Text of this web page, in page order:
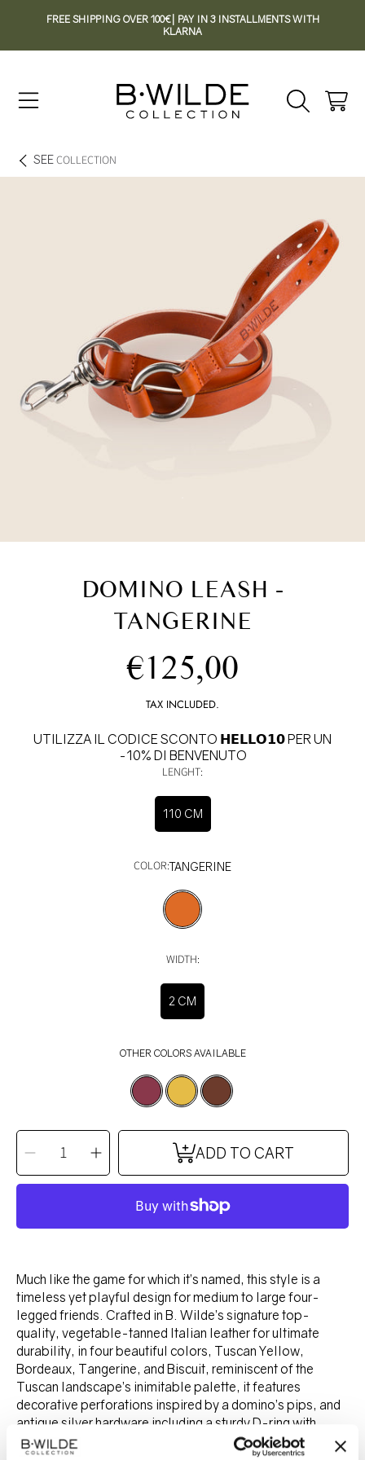
FREE SHIPPING OVER 100€| PAY IN 3 INSTALLMENTS WITH
KLARNA
Cart
SEECOLLECTION
DOMINO LEASH -
TANGERINE
Regular
price
€125,00
TAX INCLUDED.
UTILIZZA IL CODICE SCONTO 𝗛𝗘𝗟𝗟𝗢𝟭𝟬 PER UN
-10% DI BENVENUTO
LENGHT:
110 CM
COLOR:TANGERINE
WIDTH:
2 CM
OTHER COLORS AVAILABLE
QUANTITY
Decrease
quantity
for
DOMINO
leash
TANGERINE
Increase
quantity
for
DOMINO
leash
TANGERINE
ADD TO CART
Much like the game for which it’s named, this style is a
timeless yet playful design for medium to large four-
legged friends. Crafted in B. Wilde’s signature top-
quality, vegetable-tanned Italian leather for ultimate
durability, in four beautiful colors, Tuscan Yellow,
Bordeaux, Tangerine, and Biscuit, reminiscent of the
Tuscan landscape’s inimitable palette, it features
decorative perforations inspired by a domino’s pips, and
antique silver hardware including a sturdy D-ring with
B.Wilde nameplate.